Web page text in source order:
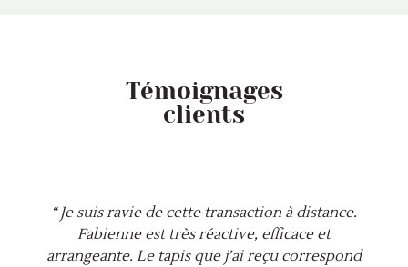
Témoignages
clients
“ Je suis ravie de cette transaction à distance.
Fabienne est très réactive, efficace et
arrangeante. Le tapis que j’ai reçu correspond